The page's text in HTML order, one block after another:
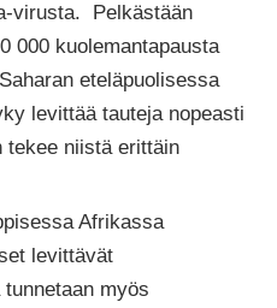
virusta. Pelkästään
000 kuolemantapausta
eteläpuolisessa
levittää tauteja nopeasti
tekee niistä erittäin
Afrikassa
levittävät
myös